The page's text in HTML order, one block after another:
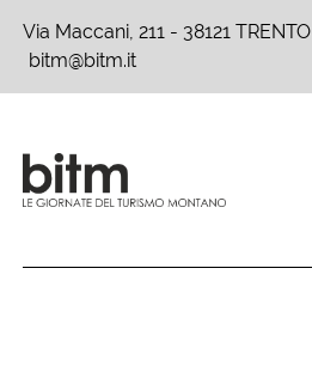
Via Maccani, 211 - 38121 TRENTO
bitm@bitm.it